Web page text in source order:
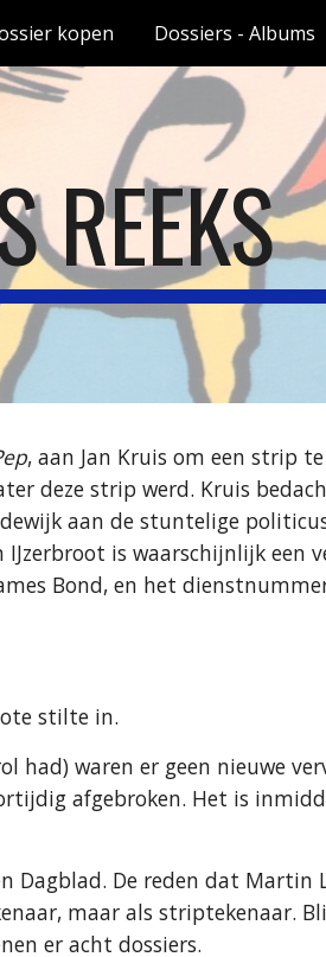
Skip to navigation
kopen Dossiers - Albums
REEKS
, aan Jan Kruis om een strip
deze strip werd. Kruis
aan de stuntelige
is waarschijnlijk een
Bond, en het
stilte in.
waren er geen nieuwe
afgebroken. Het is
Dagblad. De reden dat Martin
maar als striptekenaar.
er acht dossiers.